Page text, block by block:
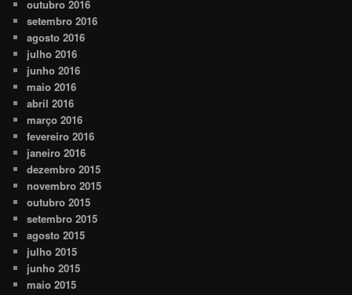
outubro 2016
setembro 2016
agosto 2016
julho 2016
junho 2016
maio 2016
abril 2016
março 2016
fevereiro 2016
janeiro 2016
dezembro 2015
novembro 2015
outubro 2015
setembro 2015
agosto 2015
julho 2015
junho 2015
maio 2015